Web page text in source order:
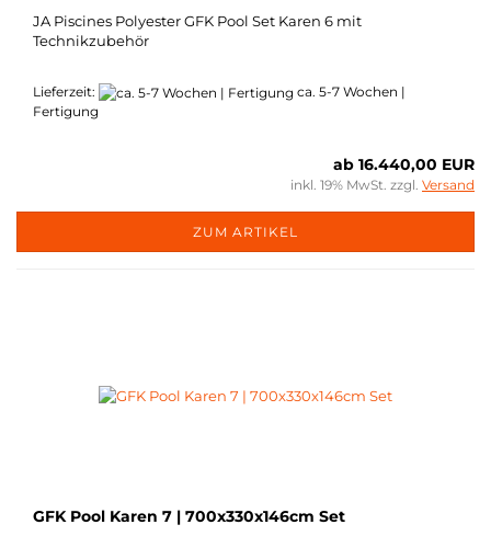
JA Piscines Polyester GFK Pool Set Karen 6 mit
Technikzubehör
Lieferzeit:
ca. 5-7 Wochen |
Fertigung
ab 16.440,00 EUR
inkl. 19% MwSt. zzgl. Versand
ZUM ARTIKEL
GFK Pool Karen 7 | 700x330x146cm Set